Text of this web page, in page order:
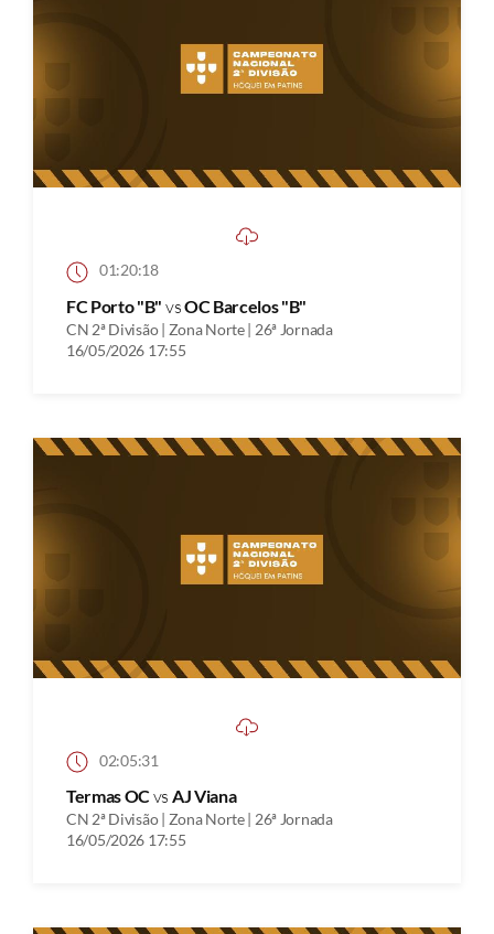
01:20:18
FC Porto "B" vsOC Barcelos "B"
CN 2ª Divisão | Zona Norte | 26ª Jornada
16/05/2026 17:55
02:05:31
Termas OCvs AJ Viana
CN 2ª Divisão | Zona Norte | 26ª Jornada
16/05/2026 17:55